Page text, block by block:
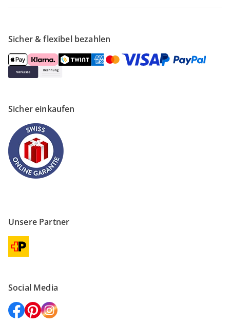
Sicher & flexibel bezahlen
Sicher einkaufen
Unsere Partner
Social Media